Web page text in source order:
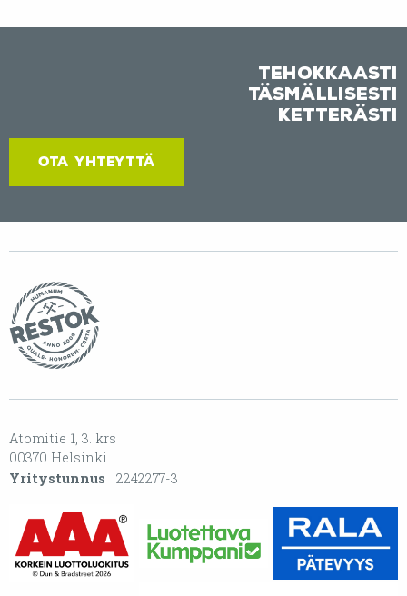
Tehokkaasti
Täsmällisesti
Ketterästi
OTA YHTEYTTÄ
Atomitie 1, 3. krs
00370 Helsinki
Yritystunnus 2242277-3